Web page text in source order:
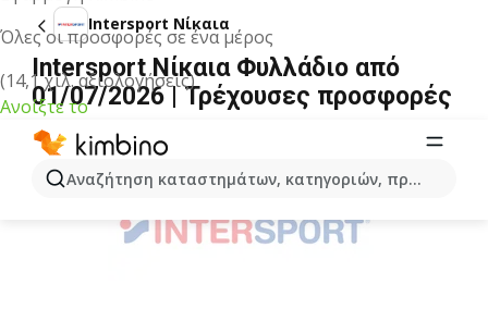
Όλες οι προσφορές σε ένα μέρος
(14,1 χιλ. αξιολογήσεις)
Ανοίξτε το
Αναζήτηση καταστημάτων, κατηγοριών, προϊόντων...
Intersport Νίκαια
Intersport Νίκαια Φυλλάδιο από
01/07/2026 | Τρέχουσες προσφορές